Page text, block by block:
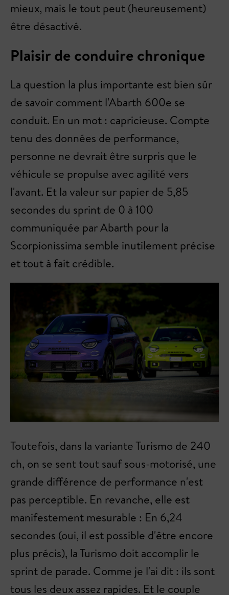
mieux, mais le tout peut (heureusement)
être désactivé.
Plaisir de conduire chronique
La question la plus importante est bien sûr
de savoir comment l'Abarth 600e se
conduit. En un mot : capricieuse. Compte
tenu des données de performance,
personne ne devrait être surpris que le
véhicule se propulse avec agilité vers
l'avant. Et la valeur sur papier de 5,85
secondes du sprint de 0 à 100
communiquée par Abarth pour la
Scorpionissima semble inutilement précise
et tout à fait crédible.
Toutefois, dans la variante Turismo de 240
ch, on se sent tout sauf sous-motorisé, une
grande différence de performance n'est
pas perceptible. En revanche, elle est
manifestement mesurable : En 6,24
secondes (oui, il est possible d'être encore
plus précis), la Turismo doit accomplir le
sprint de parade. Comme je l'ai dit : ils sont
tous les deux assez rapides. Et le couple